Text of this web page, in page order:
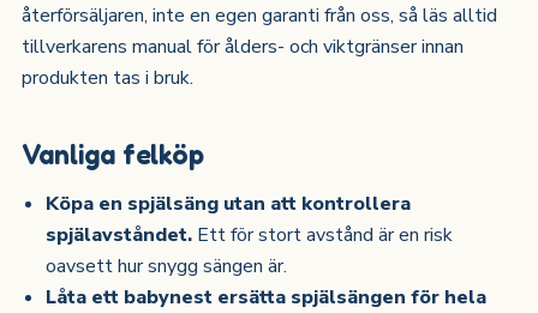
återförsäljaren, inte en egen garanti från oss, så läs alltid
tillverkarens manual för ålders- och viktgränser innan
produkten tas i bruk.
Vanliga felköp
Köpa en spjälsäng utan att kontrollera
spjälavståndet. Ett för stort avstånd är en risk
oavsett hur snygg sängen är.
Låta ett babynest ersätta spjälsängen för hela